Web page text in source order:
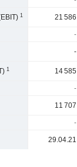
1 21 586
-
-
1 14 585
-
11 707
-
29.04.21